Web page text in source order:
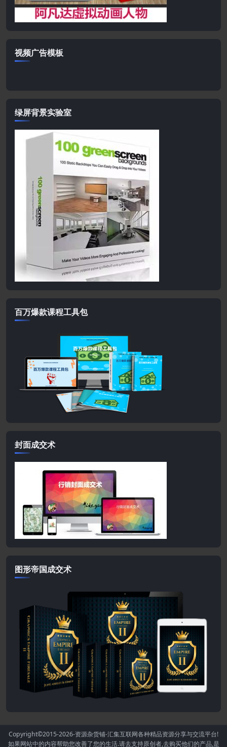
视频广告模板
绿屏背景实验室
百万爆款课程工具包
封面成交术
图形帝国成交术
Copyright©2015-2026-资源杂货铺-汇集互联网各种精品资源分享与交流平台!
如果网站中的内容帮助您改善了您的生活.请去支持原创者,去购买他们的产品,是